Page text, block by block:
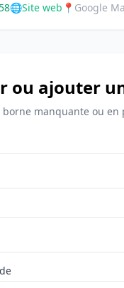
🌐Site web 📍 Google
ou ajouter
manquante ou en